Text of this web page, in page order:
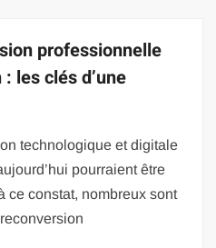
professionnelle
les clés d’une
technologique et digitale
pourraient être
ce constat, nombreux sont